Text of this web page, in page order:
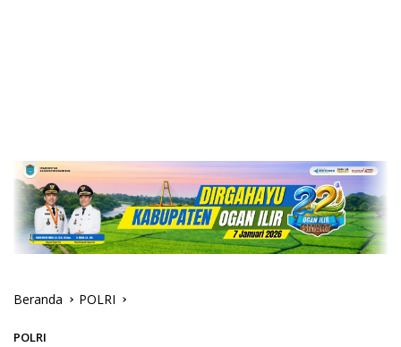
Beranda POLRI
POLRI